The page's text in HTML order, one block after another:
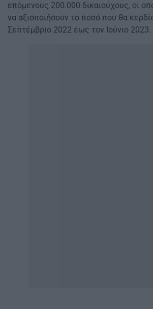
επόμενους 200.000 δικαιούχους, οι
να αξιοποιήσουν το ποσό που θα
Σεπτέμβριο 2022 έως τον Ιούνιο 2023.